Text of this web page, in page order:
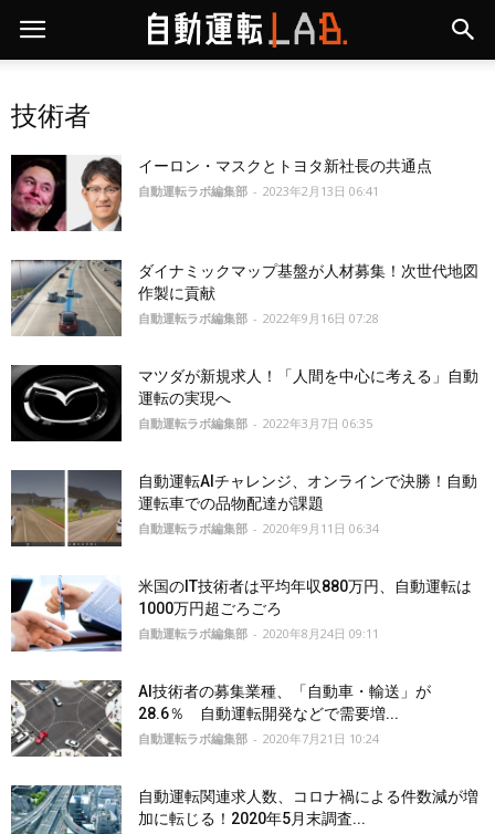
技術者
イーロン・マスクとトヨタ新社長の共通点
自動運転ラボ編集部 - 2023年2月13日 06:41
ダイナミックマップ基盤が人材募集！次世代地図
作製に貢献
自動運転ラボ編集部 - 2022年9月16日 07:28
マツダが新規求人！「人間を中心に考える」自動
運転の実現へ
自動運転ラボ編集部 - 2022年3月7日 06:35
自動運転AIチャレンジ、オンラインで決勝！自動
運転車での品物配達が課題
自動運転ラボ編集部 - 2020年9月11日 06:34
米国のIT技術者は平均年収880万円、自動運転は
1000万円超ごろごろ
自動運転ラボ編集部 - 2020年8月24日 09:11
AI技術者の募集業種、「自動車・輸送」が
28.6％ 自動運転開発などで需要増...
自動運転ラボ編集部 - 2020年7月21日 10:24
自動運転関連求人数、コロナ禍による件数減が増
加に転じる！2020年5月末調査...